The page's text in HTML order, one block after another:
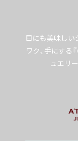
目にも美味し
ワク、手にす
ュエリ